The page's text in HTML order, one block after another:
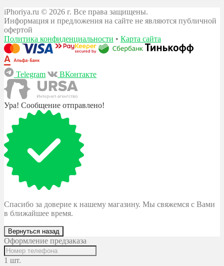
iPhoriya.ru © 2026 г. Все права защищены.
Информация и предложения на сайте не являются публичной
офертой
Политика конфиденциальности • Карта сайта
Telegram ВКонтакте
Ура! Сообщение отправлено!
Спасибо за доверие к нашему магазину. Мы свяжемся с Вами
в ближайшее время.
Вернуться назад
Оформление предзаказа
1 шт.